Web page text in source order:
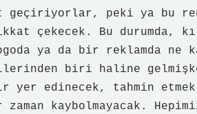
peki ya bu
çekecek. Bu durumda,
ya da bir reklamda
biri haline
yer edinecek, tahmin
kaybolmayacak.